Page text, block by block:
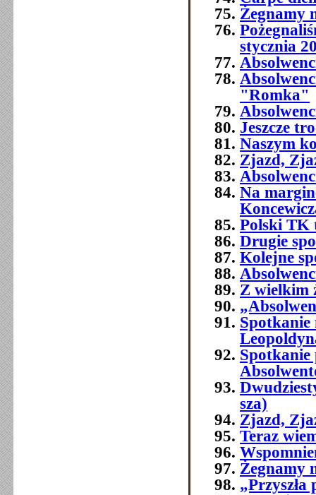
Żegnamy
stycznia
"Romka"
Jeszcze
Naszym
Zjazd,
Na
Polski TK
Drugie
Kolejne
Z wielkim
Spotkanie
Spotkanie
sza)
Zjazd,
Teraz
Żegnamy
„Przyszła